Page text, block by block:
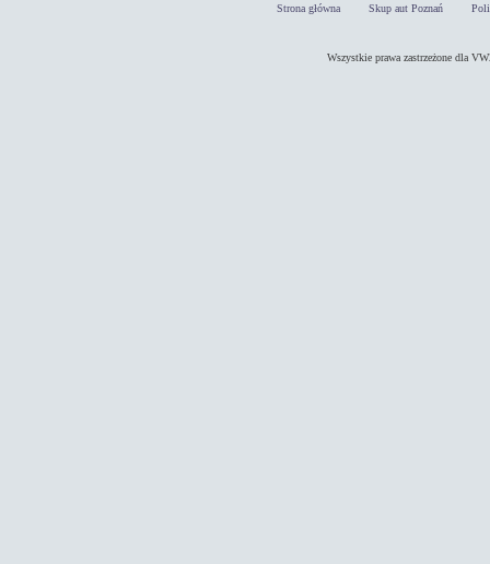
Strona główna Skup aut Poznań
Wszystkie prawa zastrzeżone dla